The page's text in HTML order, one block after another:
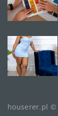
houserer.pl ©